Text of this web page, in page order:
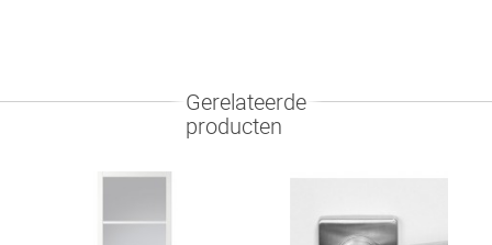
Gerelateerde
producten